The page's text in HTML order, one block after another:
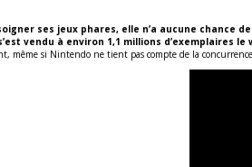
ses jeux phares, elle n’a aucune chance
vendu à environ 1,1 millions d’exemplaires
même si Nintendo ne tient pas compte de la